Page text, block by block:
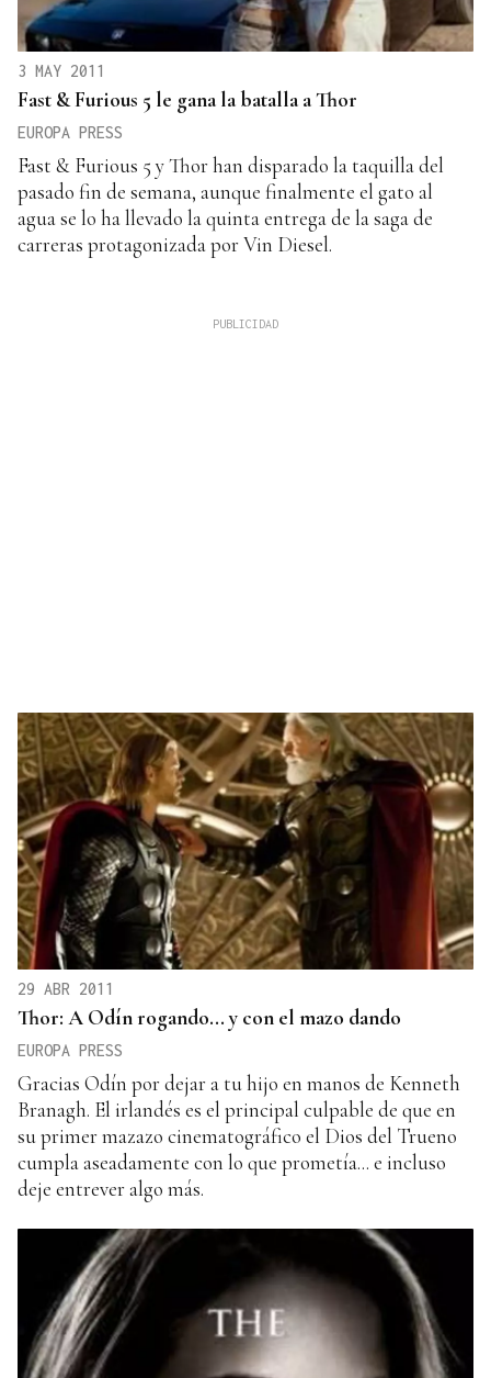
3 MAY 2011
Fast & Furious 5 le gana la batalla a Thor
EUROPA PRESS
Fast & Furious 5 y Thor han disparado la taquilla del
pasado fin de semana, aunque finalmente el gato al
agua se lo ha llevado la quinta entrega de la saga de
carreras protagonizada por Vin Diesel.
29 ABR 2011
Thor: A Odín rogando... y con el mazo dando
EUROPA PRESS
Gracias Odín por dejar a tu hijo en manos de Kenneth
Branagh. El irlandés es el principal culpable de que en
su primer mazazo cinematográfico el Dios del Trueno
cumpla aseadamente con lo que prometía... e incluso
deje entrever algo más.